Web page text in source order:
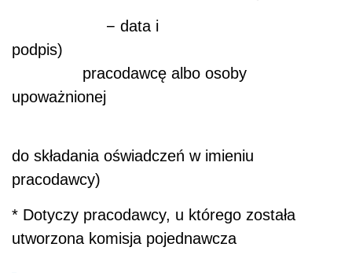
− data i
podpis)
pracodawcę albo osoby
upoważnionej
do składania oświadczeń w imieniu
pracodawcy)
* Dotyczy pracodawcy, u którego została
utworzona komisja pojednawcza